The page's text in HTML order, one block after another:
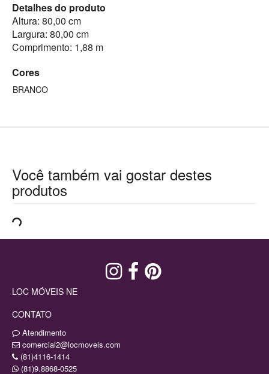
Detalhes do produto
Altura: 80,00 cm
Largura: 80,00 cm
Comprimento: 1,88 m
Cores
BRANCO
Você também vai gostar destes
produtos
LOC MÓVEIS NE
CONTATO
Atendimento
comercial2@locmoveis.com
(81)4116-1414
(81)9.8868-0525